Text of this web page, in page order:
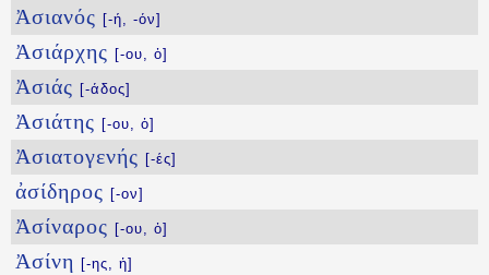
Ἀσιανός [-ή, -όν]
Ἀσιάρχης [-ου, ὁ]
Ἀσιάς [-άδος]
Ἀσιάτης [-ου, ὁ]
Ἀσιατογενής [-ές]
ἀσίδηρος [-ον]
Ἀσίναρος [-ου, ὁ]
Ἀσίνη [-ης, ἡ]